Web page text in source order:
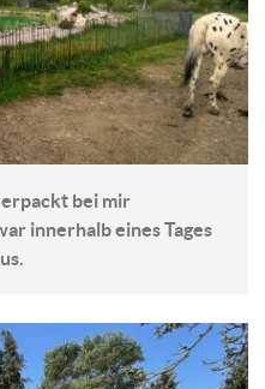
bei mir
innerhalb eines Tages